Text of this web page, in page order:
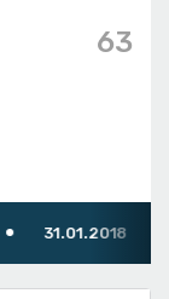
63
31.01.2018